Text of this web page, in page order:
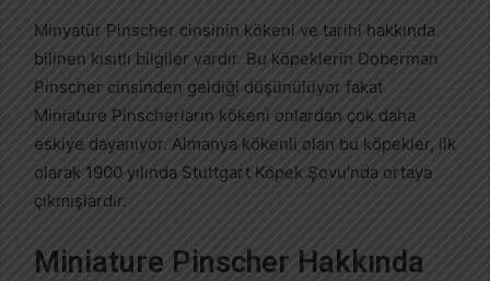
Minyatür Pinscher cinsinin kökeni ve tarihi hakkında
bilinen kısıtlı bilgiler vardır. Bu köpeklerin Doberman
Pinscher cinsinden geldiği düşünülüyor fakat
Miniature Pinscherların kökeni onlardan çok daha
eskiye dayanıyor. Almanya kökenli olan bu köpekler, ilk
olarak 1900 yılında Stuttgart Köpek Şovu’nda ortaya
çıkmışlardır.
Miniature Pinscher Hakkında